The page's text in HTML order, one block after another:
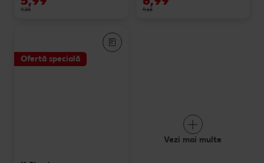
9,35 9,65
Ofertă specială
Vezi mai multe